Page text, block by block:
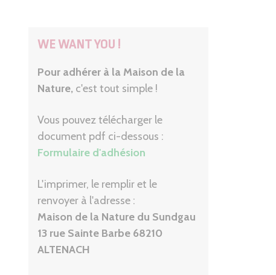
WE WANT YOU !
Pour adhérer à la Maison de la
Nature, c'est tout simple !
Vous pouvez télécharger le
document pdf ci-dessous :
Formulaire d'adhésion
L'imprimer, le remplir et le
renvoyer à l'adresse :
Maison de la Nature du Sundgau
13 rue Sainte Barbe 68210
ALTENACH